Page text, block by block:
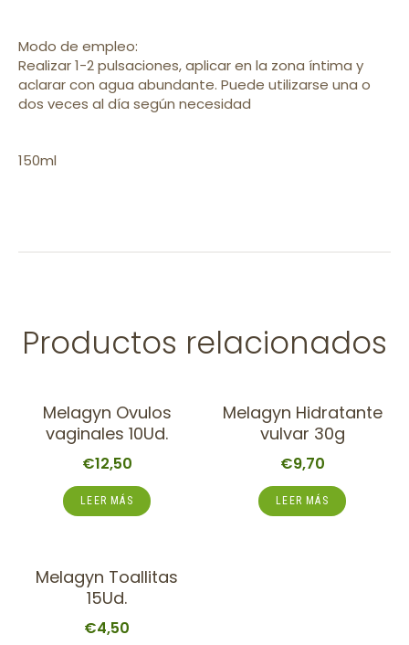
Modo de empleo:
Realizar 1-2 pulsaciones, aplicar en la zona íntima y
aclarar con agua abundante. Puede utilizarse una o
dos veces al día según necesidad
150ml
Productos relacionados
Melagyn Ovulos
vaginales 10Ud.
€12,50
LEER MÁS
Melagyn Hidratante
vulvar 30g
€9,70
LEER MÁS
Melagyn Toallitas
15Ud.
€4,50